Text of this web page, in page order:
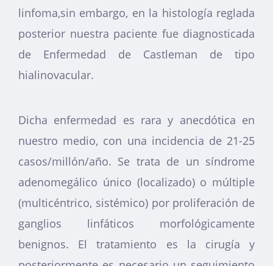
linfoma,sin embargo, en la histología reglada
posterior nuestra paciente fue diagnosticada
de Enfermedad de Castleman de tipo
hialinovacular.
Dicha enfermedad es rara y anecdótica en
nuestro medio, con una incidencia de 21-25
casos/millón/año. Se trata de un síndrome
adenomegálico único (localizado) o múltiple
(multicéntrico, sistémico) por proliferación de
ganglios linfáticos morfológicamente
benignos. El tratamiento es la cirugía y